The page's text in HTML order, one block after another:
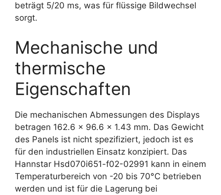
beträgt 5/20 ms, was für flüssige Bildwechsel
sorgt.
Mechanische und
thermische
Eigenschaften
Die mechanischen Abmessungen des Displays
betragen 162.6 x 96.6 x 1.43 mm. Das Gewicht
des Panels ist nicht spezifiziert, jedoch ist es
für den industriellen Einsatz konzipiert. Das
Hannstar Hsd070i651-f02-02991 kann in einem
Temperaturbereich von -20 bis 70°C betrieben
werden und ist für die Lagerung bei